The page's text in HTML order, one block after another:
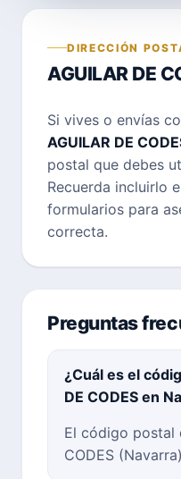
DIRECCIÓN
AGUILAR DE
Si vives o envías
AGUILAR DE
postal que debes
Recuerda incluirlo
formularios para
correcta.
Preguntas
¿Cuál es el
DE CODES en
El código postal
CODES